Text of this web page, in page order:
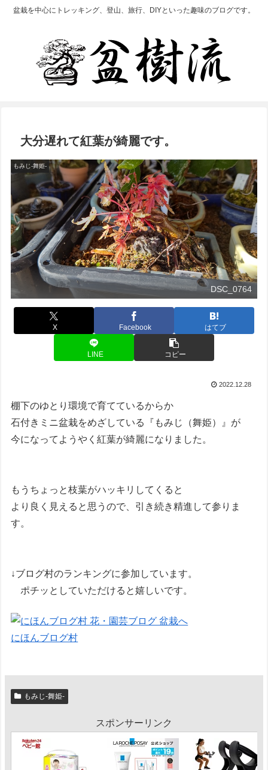
盆栽を中心にトレッキング、登山、旅行、DIYといった趣味のブログです。
大分遅れて紅葉が綺麗です。
もみじ-舞姫-
DSC_0764
X Facebook はてブ
LINE コピー
2022.12.28
棚下のゆとり環境で育てているからか
石付きミニ盆栽をめざしている『もみじ（舞姫）』が
今になってようやく紅葉が綺麗になりました。
もうちょっと枝葉がハッキリしてくると
より良く見えると思うので、引き続き精進して参りま
す。
↓ブログ村のランキングに参加しています。
ポチッとしていただけると嬉しいです。
にほんブログ村
もみじ-舞姫-
スポンサーリンク